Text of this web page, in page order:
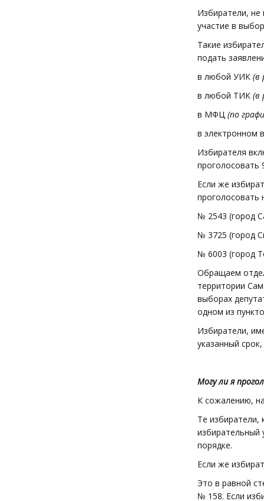
Избиратели,
участие в
Такие
подать
в любой УИК (в
в любой ТИК (в
в МФЦ (по
в электронном
Избирателя
проголосовать
Если же
проголосовать
№ 2543 (город
№ 3725 (город
№ 6003 (город
Обращаем
территории
выборах
одном из
Избиратели,
указанный
Могу ли я
К сожалению,
Те избиратели,
избирательный
порядке.
Если же
Это в равной
№ 158. Если